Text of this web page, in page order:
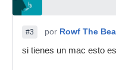
#3 por Rowf The
si tienes un mac esto